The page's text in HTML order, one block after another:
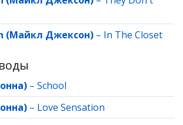
(Майкл Джексон) – In The Closet
– School
– Love Sensation